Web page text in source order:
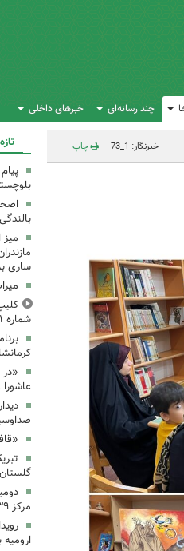
چند رسانه‌ای خبرهای داخلی
خبرنگار: 1_73 چاپ
ساری
شماره ۱ کانون کرمانشاه
«در
عاشورا
گلستان
مرکز ۳۹
ارومیه